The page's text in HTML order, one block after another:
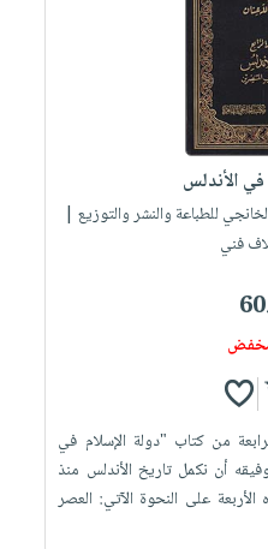
في الأندلس
للطباعة والنشر والتوزيع |
فني
من كتاب "دولة الإسلام في
أن نكمل تاريخ الأندلس منذ
على النحوة الآتي: العصر